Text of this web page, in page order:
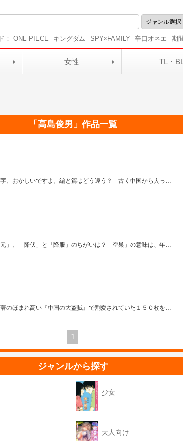
： ONE PIECE キングダム SPY×FAMILY 辛口オネエ 期
女性 TL・
「 高島俊男 」作品一覧
、おかしいですよ。編と篇はどう違う？ 古く中国から入っ…
」、「降伏」と「降服」のちがいは？「空巣」の意味は、年…
のほまれ高い『中国の大盗賊』で割愛されていた１５０枚を…
1
ジャンルから探す
少女
大人向け